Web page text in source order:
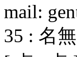
mail:
35 : 名